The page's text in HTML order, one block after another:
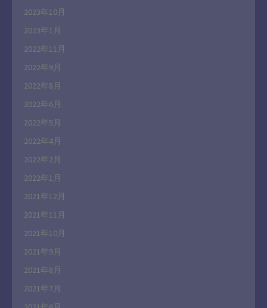
2023年10月
2023年1月
2022年11月
2022年9月
2022年8月
2022年6月
2022年5月
2022年4月
2022年2月
2022年1月
2021年12月
2021年11月
2021年10月
2021年9月
2021年8月
2021年7月